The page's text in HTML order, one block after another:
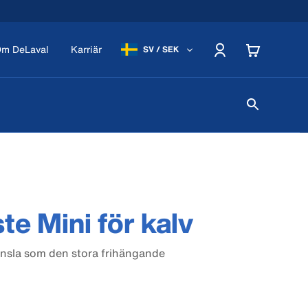
DeLaval Karriär SV / SEK
Mini för kalv
som den stora frihängande